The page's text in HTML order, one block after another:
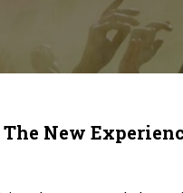
The New